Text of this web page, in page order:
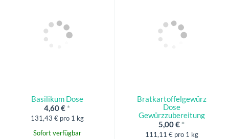
Basilikum Dose
4,60 € *
131,43 € pro 1 kg
Sofort verfügbar
Bratkartoffelgewürz
Dose
Gewürzzubereitung
5,00 € *
111,11 € pro 1 kg